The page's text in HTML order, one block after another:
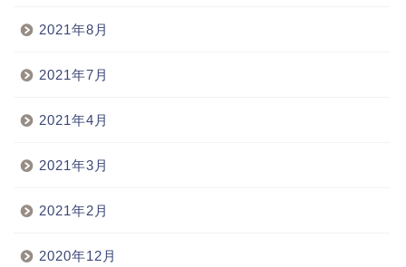
2021年8月
2021年7月
2021年4月
2021年3月
2021年2月
2020年12月